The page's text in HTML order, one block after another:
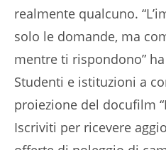
realmente qualcuno.
solo le domande, ma
mentre ti rispondono”
Studenti e istituzioni a
proiezione del docufilm
Iscriviti per ricevere